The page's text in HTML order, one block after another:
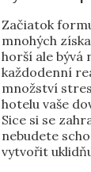
Začiatok
mnohých
horší ale bývá
každodenní
množství
hotelu vaše
Sice si se
nebudete
vytvořit